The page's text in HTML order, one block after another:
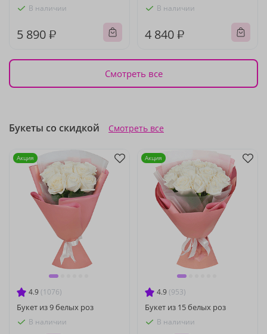
В наличии
5 890 ₽
В наличии
4 840 ₽
Смотреть все
Букеты со скидкой Смотреть все
4.9 (1076)
Букет из 9 белых роз
В наличии
Акция
4.9 (953)
Букет из 15 белых роз
В наличии
Акция